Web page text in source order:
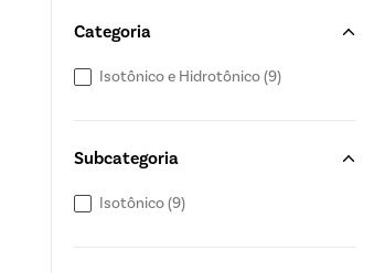
Categoria
Isotônico e Hidrotônico (9)
Subcategoria
Isotônico (9)